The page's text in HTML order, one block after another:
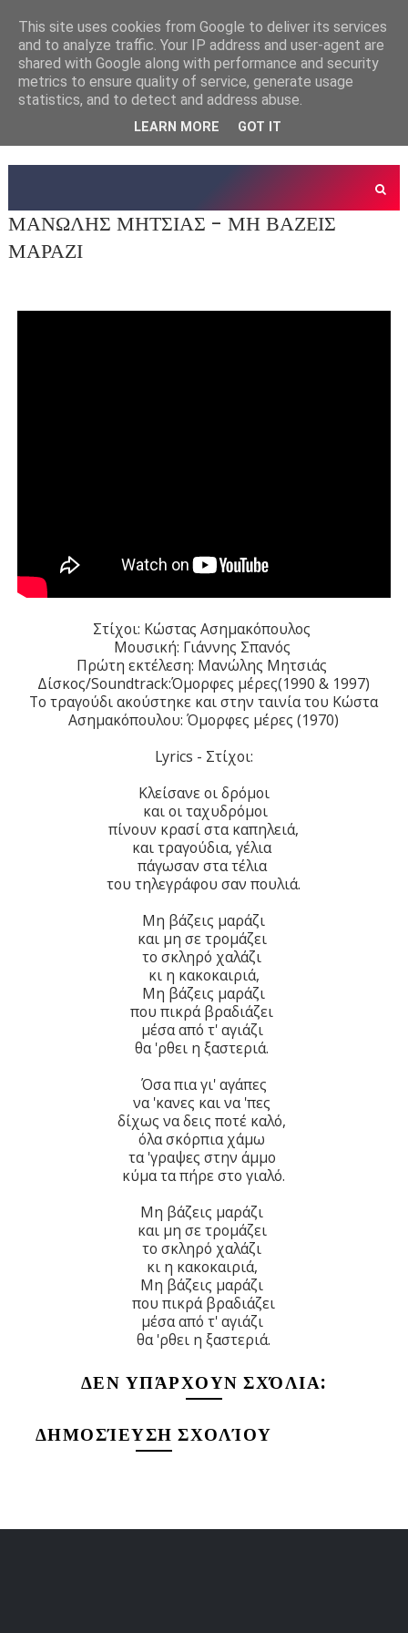
ΜΑΝΩΛΗΣ ΜΗΤΣΙΑΣ - ΜΗ ΒΑΖΕΙΣ
ΜΑΡΑΖΙ
Στίχοι: Κώστας Ασημακόπουλος
Μουσική: Γιάννης Σπανός
Πρώτη εκτέλεση: Μανώλης Μητσιάς
Δίσκος/Soundtrack:Όμορφες μέρες(1990 & 1997)
Το τραγούδι ακούστηκε και στην ταινία του Κώστα
Ασημακόπουλου: Όμορφες μέρες (1970)
Lyrics - Στίχοι:
Κλείσανε οι δρόμοι
και οι ταχυδρόμοι
πίνουν κρασί στα καπηλειά,
και τραγούδια, γέλια
πάγωσαν στα τέλια
του τηλεγράφου σαν πουλιά.
Μη βάζεις μαράζι
και μη σε τρομάζει
το σκληρό χαλάζι
κι η κακοκαιριά,
Μη βάζεις μαράζι
που πικρά βραδιάζει
μέσα από τ' αγιάζι
θα 'ρθει η ξαστεριά.
Όσα πια γι' αγάπες
να 'κανες και να 'πες
δίχως να δεις ποτέ καλό,
όλα σκόρπια χάμω
τα 'γραψες στην άμμο
κύμα τα πήρε στο γιαλό.
Μη βάζεις μαράζι
και μη σε τρομάζει
το σκληρό χαλάζι
κι η κακοκαιριά,
Μη βάζεις μαράζι
που πικρά βραδιάζει
μέσα από τ' αγιάζι
θα 'ρθει η ξαστεριά.
ΔΕΝ ΥΠΆΡΧΟΥΝ ΣΧΌΛΙΑ:
ΔΗΜΟΣΊΕΥΣΗ ΣΧΟΛΊΟΥ
This site uses cookies from Google to deliver its services
and to analyze traffic. Your IP address and user-agent are
shared with Google along with performance and security
metrics to ensure quality of service, generate usage
statistics, and to detect and address abuse.
LEARN MORE GOT IT